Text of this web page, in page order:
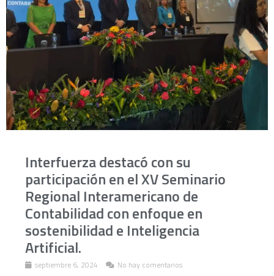
Interfuerza destacó con su
participación en el XV Seminario
Regional Interamericano de
Contabilidad con enfoque en
sostenibilidad e Inteligencia
Artificial.
septiembre 6, 2024 No hay comentarios